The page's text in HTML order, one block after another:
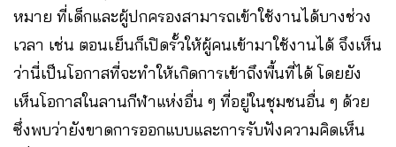
หมาย ที่เด็กและผู้ปกครองสามารถเข้าใช้งานได้บางช่วง
เวลา เช่น ตอนเย็นก็เปิดรั้วให้ผู้คนเข้ามาใช้งานได้ จึงเห็น
ว่านี่เป็นโอกาสที่จะทำให้เกิดการเข้าถึงพื้นที่ได้ โดยยัง
เห็นโอกาสในลานกีฬาแห่งอื่น ๆ ที่อยู่ในชุมชนอื่น ๆ ด้วย
ซึ่งพบว่ายังขาดการออกแบบและการรับฟังความคิดเห็น